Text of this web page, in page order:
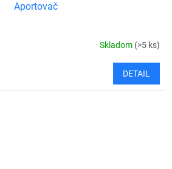
Aportovač
Skladom (>5 ks)
DETAIL